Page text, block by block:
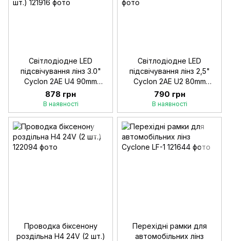
Світлодіодне LED
підсвічування лінз 3.0"
Cyclon 2AE U4 90mm
White+Yellow 12-24V (2
шт.)
878 грн
В наявності
Світлодіодне LED
підсвічування лінз 2,5"
Cyclon 2AE U2 80mm
White+Yellow (2 шт.)
790 грн
В наявності
Проводка біксенону
роздільна Н4 24V (2 шт.)
Перехідні рамки для
автомобільних лінз